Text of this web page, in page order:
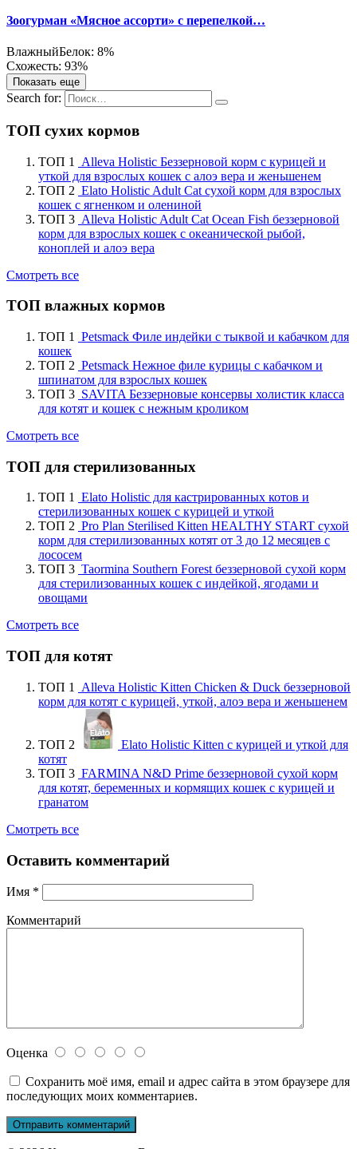
Зоогурман «Мясное ассорти» с перепелкой…
ВлажныйБелок: 8%
Схожесть: 93%
Показать еще
Search for:
ТОП сухих кормов
ТОП 1
Alleva Holistic Беззерновой корм с курицей и
уткой для взрослых кошек с алоэ вера и женьшенем
ТОП 2 Elato Holistic Adult Cat сухой корм для взрослых
кошек с ягненком и олениной
ТОП 3 Alleva Holistic Adult Cat Ocean Fish беззерновой
корм для взрослых кошек с океанической рыбой,
коноплей и алоэ вера
Смотреть все
ТОП влажных кормов
ТОП 1
Petsmack Филе индейки с тыквой и кабачком для
кошек
ТОП 2 Petsmack Нежное филе курицы с кабачком и
шпинатом для взрослых кошек
ТОП 3 SAVITA Беззерновые консервы холистик класса
для котят и кошек с нежным кроликом
Смотреть все
ТОП для стерилизованных
ТОП 1 Elato Holistic для кастрированных котов и
стерилизованных кошек с курицей и уткой
ТОП 2 Pro Plan Sterilised Kitten HEALTHY START сухой
корм для стерилизованных котят от 3 до 12 месяцев с
лососем
ТОП 3 Taormina Southern Forest беззерновой сухой корм
для стерилизованных кошек с индейкой, ягодами и
овощами
Смотреть все
ТОП для котят
ТОП 1
Alleva Holistic Kitten Chicken & Duck беззерновой
корм для котят с курицей, уткой, алоэ вера и женьшенем
ТОП 2
Elato Holistic Kitten с курицей и уткой для
котят
ТОП 3 FARMINA N&D Prime беззерновой сухой корм
для котят, беременных и кормящих кошек с курицей и
гранатом
Смотреть все
Оставить комментарий
Имя *
Комментарий
Оценка
Сохранить моё имя, email и адрес сайта в этом браузере для
последующих моих комментариев.